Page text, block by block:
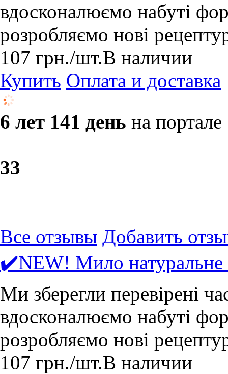
вдосконалюємо набуті
розробляємо нові
107 грн./шт.В наличии
Купить Оплата и доставка
6 лет 141 день на портале
33
Все отзывы Добавить
✔️NEW! Мило
Ми зберегли перевірені
вдосконалюємо набуті
розробляємо нові
107 грн./шт.В наличии